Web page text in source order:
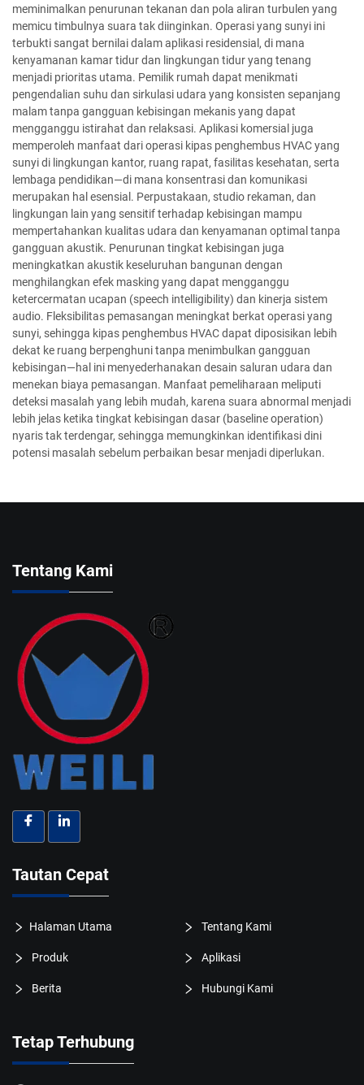
meminimalkan penurunan tekanan dan pola aliran turbulen yang
memicu timbulnya suara tak diinginkan. Operasi yang sunyi ini
terbukti sangat bernilai dalam aplikasi residensial, di mana
kenyamanan kamar tidur dan lingkungan tidur yang tenang
menjadi prioritas utama. Pemilik rumah dapat menikmati
pengendalian suhu dan sirkulasi udara yang konsisten sepanjang
malam tanpa gangguan kebisingan mekanis yang dapat
mengganggu istirahat dan relaksasi. Aplikasi komersial juga
memperoleh manfaat dari operasi kipas penghembus HVAC yang
sunyi di lingkungan kantor, ruang rapat, fasilitas kesehatan, serta
lembaga pendidikan—di mana konsentrasi dan komunikasi
merupakan hal esensial. Perpustakaan, studio rekaman, dan
lingkungan lain yang sensitif terhadap kebisingan mampu
mempertahankan kualitas udara dan kenyamanan optimal tanpa
gangguan akustik. Penurunan tingkat kebisingan juga
meningkatkan akustik keseluruhan bangunan dengan
menghilangkan efek masking yang dapat mengganggu
ketercermatan ucapan (speech intelligibility) dan kinerja sistem
audio. Fleksibilitas pemasangan meningkat berkat operasi yang
sunyi, sehingga kipas penghembus HVAC dapat diposisikan lebih
dekat ke ruang berpenghuni tanpa menimbulkan gangguan
kebisingan—hal ini menyederhanakan desain saluran udara dan
menekan biaya pemasangan. Manfaat pemeliharaan meliputi
deteksi masalah yang lebih mudah, karena suara abnormal menjadi
lebih jelas ketika tingkat kebisingan dasar (baseline operation)
nyaris tak terdengar, sehingga memungkinkan identifikasi dini
potensi masalah sebelum perbaikan besar menjadi diperlukan.
Tentang Kami
Tautan Cepat
Halaman Utama Tentang Kami
Produk Aplikasi
Berita Hubungi Kami
Tetap Terhubung